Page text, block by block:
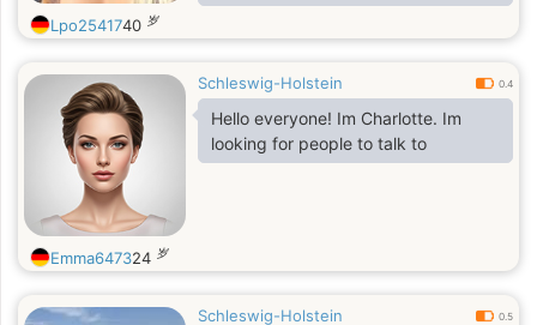
sincérité, etc.
Lpo2541740 岁
Schleswig-Holstein 0.4
Hello everyone! Im Charlotte. Im
looking for people to talk to
Emma647324 岁
Schleswig-Holstein 0.5